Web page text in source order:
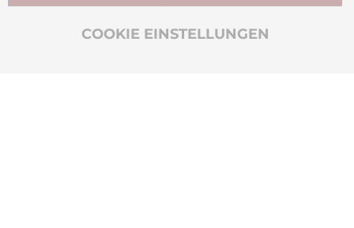
COOKIE EINSTELLUNGEN